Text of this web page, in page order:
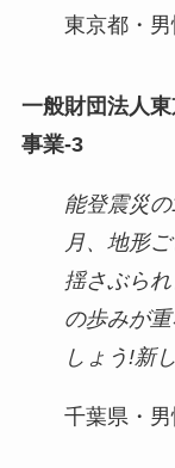
東京都・男
一般財団法人
事業-3
能登震災
月、地形
揺さぶら
の歩みが
しょう!新
千葉県・男